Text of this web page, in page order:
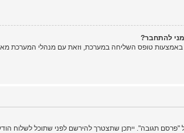
להתחבר?
באמצעות טופס השליחה במערכת, וזאת עם מנהלי המערכת
תגובה". ייתכן שתצטרך להירשם לפני שתוכל לשלוח